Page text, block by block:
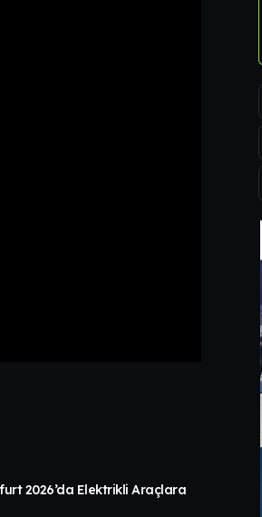
2026’da Elektrikli Araçlara